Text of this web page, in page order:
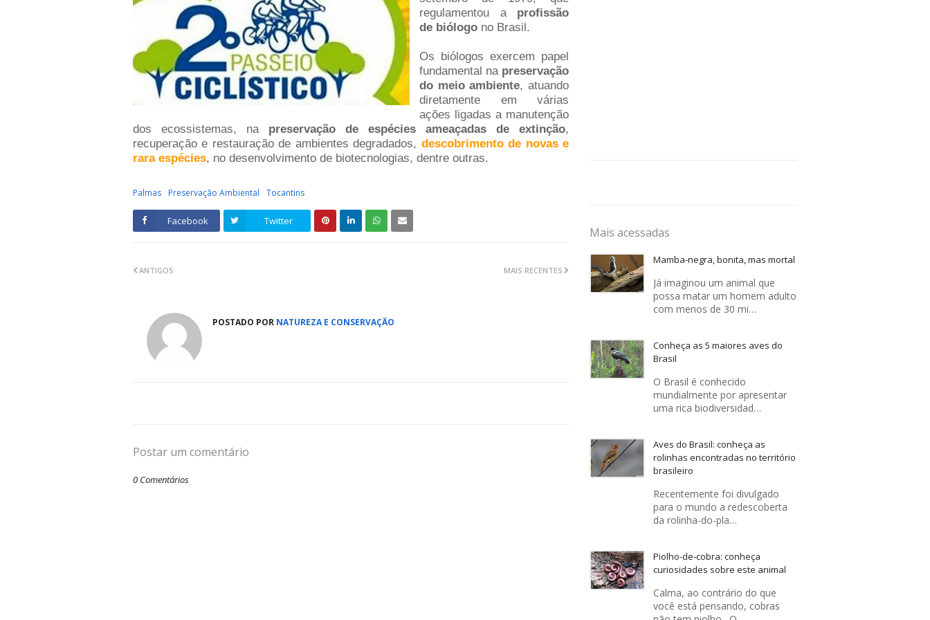
regulamentou a profissão
de biólogo no Brasil.
Os biólogos exercem papel
fundamental na preservação
do meio ambiente, atuando
diretamente em várias
ações ligadas a manutenção
dos ecossistemas, na preservação de espécies ameaçadas de extinção,
recuperação e restauração de ambientes degradados, descobrimento de novas e
rara espécies, no desenvolvimento de biotecnologias, dentre outras.
Palmas Preservação Ambiental Tocantins
Facebook Twitter
MAIS RECENTES
ANTIGOS
POSTADO POR NATUREZA E CONSERVAÇÃO
Postar um comentário
0 Comentários
Mais acessadas
Mamba-negra, bonita, mas mortal
Já imaginou um animal que
possa matar um homem adulto
com menos de 30 mi…
Conheça as 5 maiores aves do
Brasil
O Brasil é conhecido
mundialmente por apresentar
uma rica biodiversidad…
Aves do Brasil: conheça as
rolinhas encontradas no território
brasileiro
Recentemente foi divulgado
para o mundo a redescoberta
da rolinha-do-pla…
Piolho-de-cobra: conheça
curiosidades sobre este animal
Calma, ao contrário do que
você está pensando, cobras